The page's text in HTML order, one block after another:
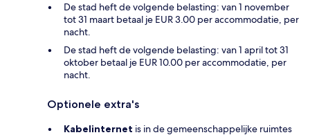
De stad heft de volgende belasting: van 1 november
tot 31 maart betaal je EUR 3.00 per accommodatie, per
nacht.
De stad heft de volgende belasting: van 1 april tot 31
oktober betaal je EUR 10.00 per accommodatie, per
nacht.
Optionele extra's
Kabelinternet is in de gemeenschappelijke ruimtes